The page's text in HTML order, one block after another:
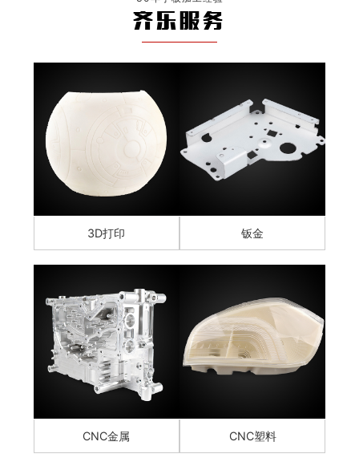
齐乐服务
3D打印 钣金
CNC金属 CNC塑料